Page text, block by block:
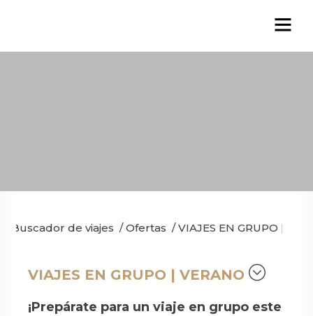
Buscador de viajes /Ofertas /VIAJES EN GRUPO |
VIAJES EN GRUPO | VERANO
¡Prepárate para un viaje en grupo este